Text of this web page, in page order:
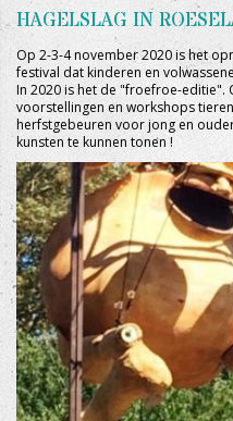
HAGELSLAG IN
Op 2-3-4 november 2020 is het
festival dat kinderen en
In 2020 is het de "froefroe-editie".
voorstellingen en workshops
herfstgebeuren voor jong en
kunsten te kunnen tonen !